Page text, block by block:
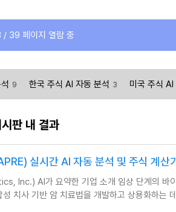
/ 39 페이지 열람 중
9 한국 주식 AI 자동 분석 3 미국 주식 AI
판 내 결과
실시간 AI 자동 분석 및 주식 계산기
Inc.) AI가 요약한 기업 소개 임상 단계의
치사 기반 암 치료법을 개발하고 상용화하는